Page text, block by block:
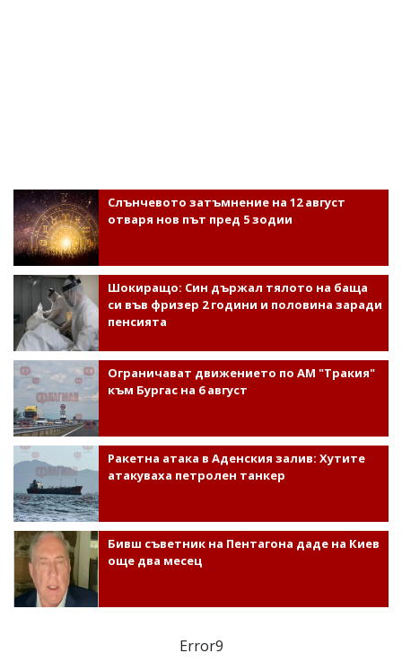
Слънчевото затъмнение на 12 август
отваря нов път пред 5 зодии
Шокиращо: Син държал тялото на баща
си във фризер 2 години и половина заради
пенсията
Ограничават движението по АМ "Тракия"
към Бургас на 6 август
Ракетна атака в Аденския залив: Хутите
атакуваха петролен танкер
Бивш съветник на Пентагона даде на Киев
още два месец
Error9